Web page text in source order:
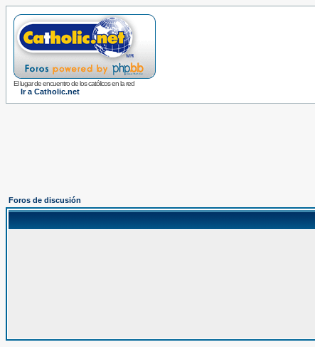
El lugar de encuentro de los católicos en la red
Ir a Catholic.net
Foros de discusión